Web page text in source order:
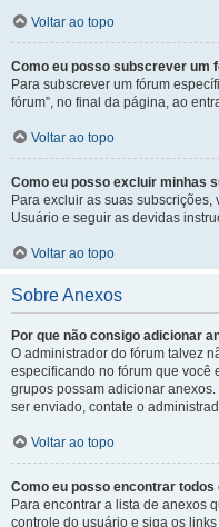
Voltar ao topo
Como eu posso subscrever um
Para subscrever um fórum
fórum”, no final da página, ao
Voltar ao topo
Como eu posso excluir minhas
Para excluir as suas
Usuário e seguir as devidas
Voltar ao topo
Sobre Anexos
Por que não consigo adicionar
O administrador do fórum talvez
especificando no fórum que você
grupos possam adicionar
ser enviado, contate o
Voltar ao topo
Como eu posso encontrar
Para encontrar a lista de anexos
controle do usuário e siga os